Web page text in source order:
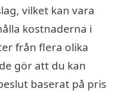
vilket kan vara
kostnaderna i
från flera olika
gör att du kan
baserat på pris